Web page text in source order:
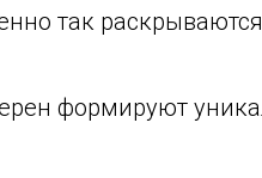
так
формируют